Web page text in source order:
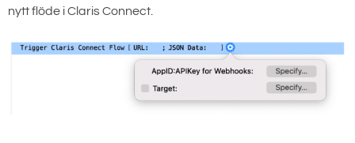
nytt flöde i Claris Connect.